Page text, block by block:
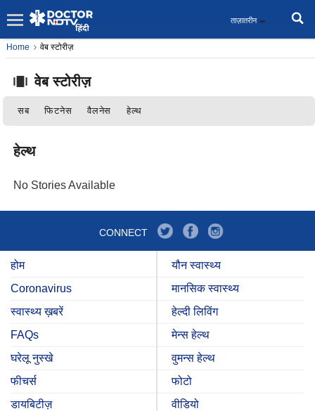
ताज़ातरीन
Home वेब स्टोरीज़
वेब स्टोरीज़
सब फिटनेस वैलनेस हेल्थ
हेल्थ
No Stories Available
CONNECT
होम
Coronavirus
स्वास्थ्य ख़बरें
FAQs
घरेलू नुस्खे
फीचर्स
डायबिटीज़
यौन स्वास्थ्य
मानसिक स्वास्थ्य
हेल्दी लिविंग
मेन्स हेल्थ
वुमन्स हेल्थ
फोटो
वीडियो